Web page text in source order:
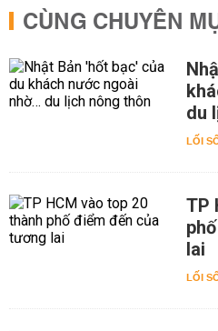
CÙNG CHUYÊN
du
LỐI
TP
lai
LỐI